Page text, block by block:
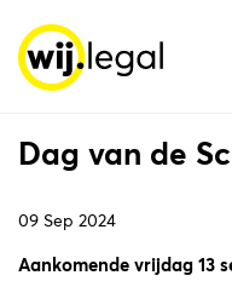
Dag van de
09 Sep 2024
Aankomende vrijdag 13